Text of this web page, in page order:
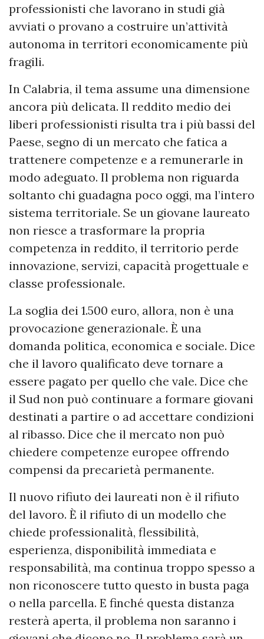
professionisti che lavorano in studi già
avviati o provano a costruire un’attività
autonoma in territori economicamente più
fragili.
In Calabria, il tema assume una dimensione
ancora più delicata. Il reddito medio dei
liberi professionisti risulta tra i più bassi del
Paese, segno di un mercato che fatica a
trattenere competenze e a remunerarle in
modo adeguato. Il problema non riguarda
soltanto chi guadagna poco oggi, ma l’intero
sistema territoriale. Se un giovane laureato
non riesce a trasformare la propria
competenza in reddito, il territorio perde
innovazione, servizi, capacità progettuale e
classe professionale.
La soglia dei 1.500 euro, allora, non è una
provocazione generazionale. È una
domanda politica, economica e sociale. Dice
che il lavoro qualificato deve tornare a
essere pagato per quello che vale. Dice che
il Sud non può continuare a formare giovani
destinati a partire o ad accettare condizioni
al ribasso. Dice che il mercato non può
chiedere competenze europee offrendo
compensi da precarietà permanente.
Il nuovo rifiuto dei laureati non è il rifiuto
del lavoro. È il rifiuto di un modello che
chiede professionalità, flessibilità,
esperienza, disponibilità immediata e
responsabilità, ma continua troppo spesso a
non riconoscere tutto questo in busta paga
o nella parcella. E finché questa distanza
resterà aperta, il problema non saranno i